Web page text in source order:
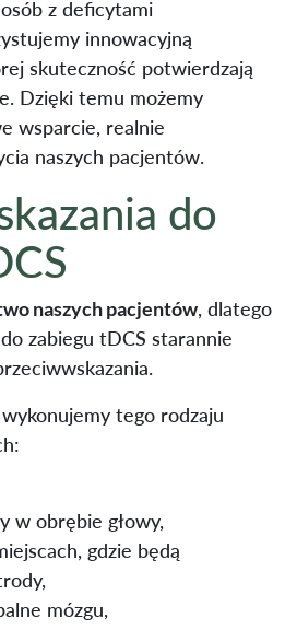
z deficytami
innowacyjną
skuteczność potwierdzają
Dzięki temu możemy
wsparcie, realnie
naszych pacjentów.
do
naszych pacjentów, dlatego
zabiegu tDCS starannie
tego rodzaju
w obrębie głowy,
gdzie będą
mózgu,